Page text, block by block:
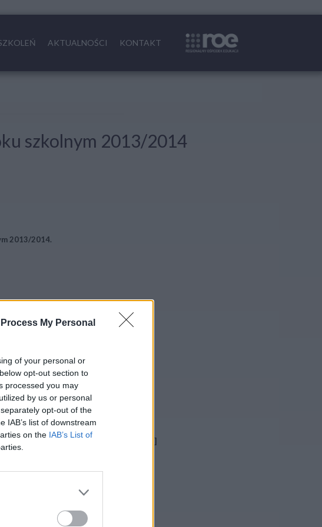
My Personal
of your personal or
opt-out section to
processed you may
by us or personal
opt-out of the
IAB’s list of downstream
on the IAB’s List of
AKTUALNOŚCI KONTAKT
szkolnym 2013/2014
2013/2014.
roku szkolnym 2013/2014.
szkolnego” parent=”accgroup1″ ]